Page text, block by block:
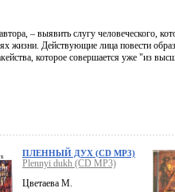
– выявить слугу человеческого,
жизни. Действующие лица повести
которое совершается уже "из
ПЛЕННЫЙ ДУХ (CD MP3)
Plennyi dukh (CD MP3)
Цветаева М.